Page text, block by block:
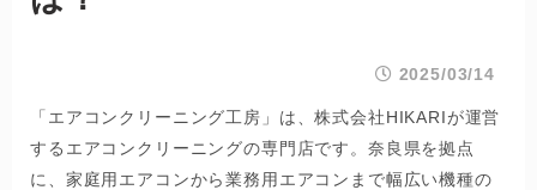
2025/03/14
「エアコンクリーニング工房」は、株式会社HIKARIが運営
するエアコンクリーニングの専門店です。奈良県を拠点
に、家庭用エアコンから業務用エアコンまで幅広い機種の